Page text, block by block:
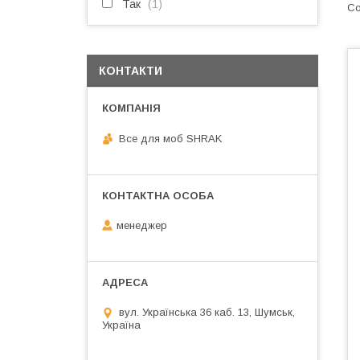
Так 1
КОНТАКТИ
Все для моб SHRAK
менеджер
вул. Українська 36 каб. 13, Шумськ,
Україна